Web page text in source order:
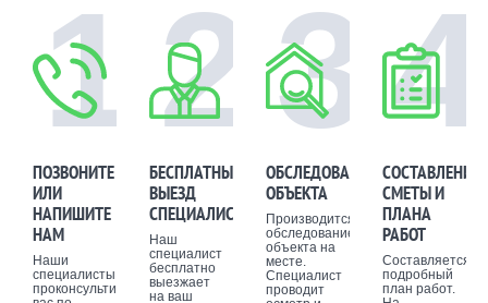
1
ПОЗВОНИТЕ
ИЛИ
НАПИШИТЕ
НАМ
Наши
специалисты
проконсультируют
2
БЕСПЛАТНЫЙ
ВЫЕЗД
СПЕЦИАЛИСТА
Наш
специалист
бесплатно
выезжает
на ваш
3
ОБСЛЕДОВАНИЕ
ОБЪЕКТА
Производится
обследование
объекта на
месте.
Специалист
проводит
4
СОСТАВЛЕНИЕ
СМЕТЫ И
ПЛАНА
РАБОТ
Составляется
подробный
план работ.